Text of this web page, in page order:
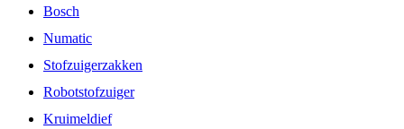
Bosch
Numatic
Stofzuigerzakken
Robotstofzuiger
Kruimeldief